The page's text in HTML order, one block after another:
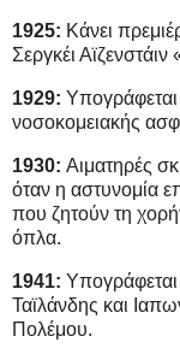
1925: Κάνει
Σεργκέι
1929:
νοσοκομειακής
1930: Αιματηρές
όταν η αστυνομία
που ζητούν τη
όπλα.
1941:
Ταϊλάνδης και
Πολέμου.